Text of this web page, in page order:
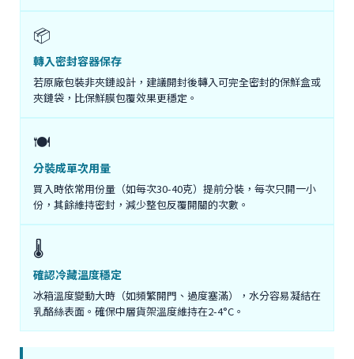
📦
轉入密封容器保存
若原廠包裝非夾鏈設計，建議開封後轉入可完全密封的保鮮盒或
夾鏈袋，比保鮮膜包覆效果更穩定。
🍽️
分裝成單次用量
買入時依常用份量（如每次30-40克）提前分裝，每次只開一小
份，其餘維持密封，減少整包反覆開關的次數。
🌡️
確認冷藏溫度穩定
冰箱溫度變動大時（如頻繁開門、過度塞滿），水分容易凝結在
乳酪絲表面。確保中層貨架溫度維持在2-4°C。